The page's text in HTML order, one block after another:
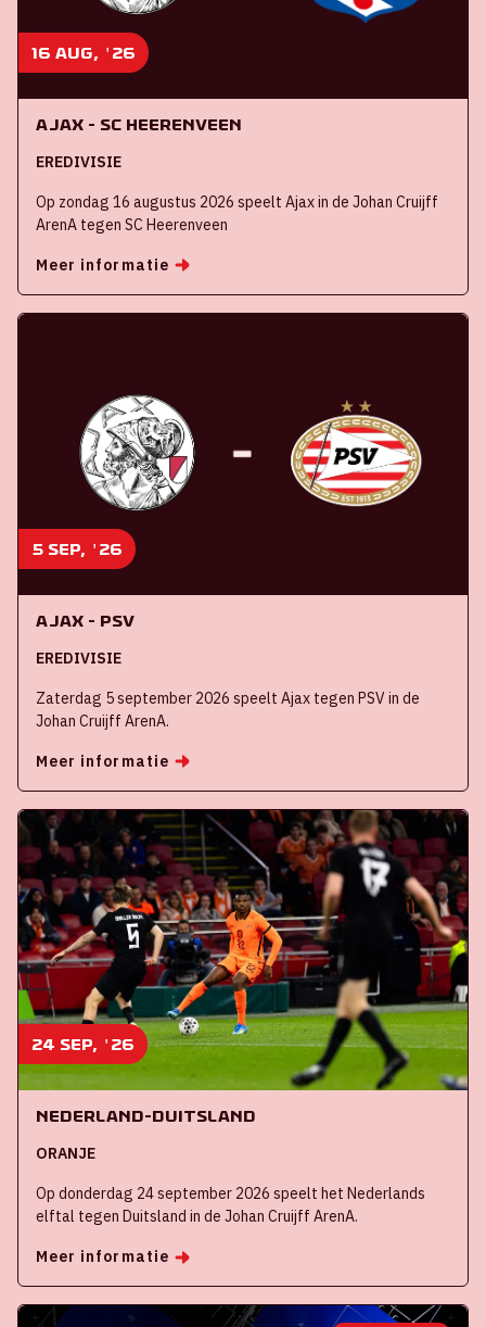
16 aug, '26
Ajax - SC Heerenveen
EREDIVISIE
Op zondag 16 augustus 2026 speelt Ajax in de Johan Cruijff
ArenA tegen SC Heerenveen
Meer informatie
5 sep, '26
Ajax - PSV
EREDIVISIE
Zaterdag 5 september 2026 speelt Ajax tegen PSV in de
Johan Cruijff ArenA.
Meer informatie
24 sep, '26
Nederland-Duitsland
ORANJE
Op donderdag 24 september 2026 speelt het Nederlands
elftal tegen Duitsland in de Johan Cruijff ArenA.
Meer informatie